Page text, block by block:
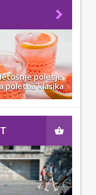
poletje
poletna klasika